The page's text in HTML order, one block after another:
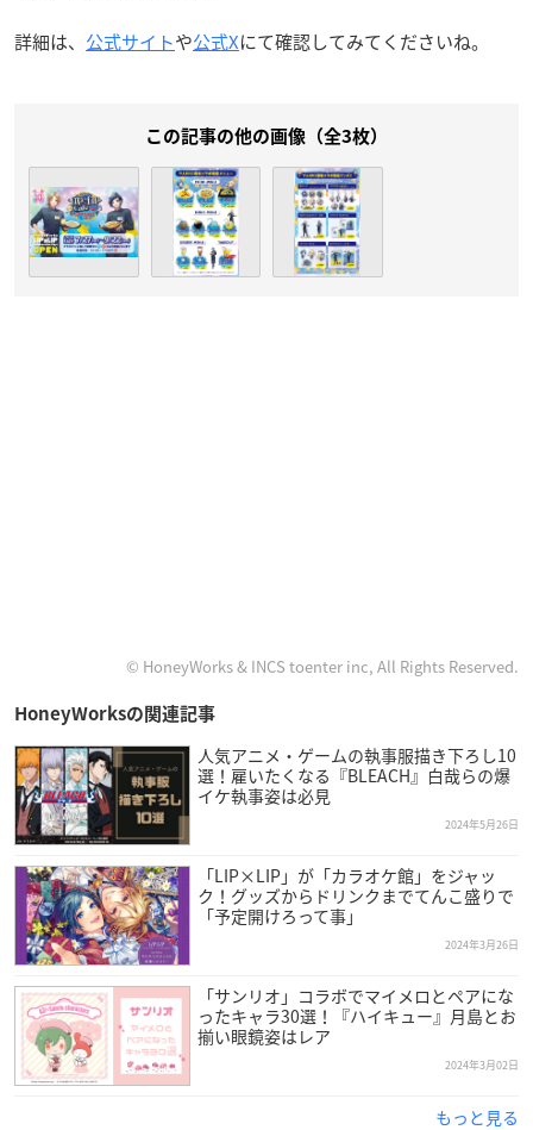
詳細は、 公式サイトや公式Xにて確認してみてくださいね。
この記事の他の画像（全3枚）
© HoneyWorks & INCS toenter inc, All Rights Reserved.
HoneyWorksの関連記事
人気アニメ・ゲームの執事服描き下ろし10
選！雇いたくなる『BLEACH』白哉らの爆
イケ執事姿は必見
2024年5月26日
「LIP×LIP」が「カラオケ館」をジャッ
ク！グッズからドリンクまでてんこ盛りで
「予定開けろって事」
2024年3月26日
「サンリオ」コラボでマイメロとペアにな
ったキャラ30選！『ハイキュー』月島とお
揃い眼鏡姿はレア
2024年3月02日
もっと見る